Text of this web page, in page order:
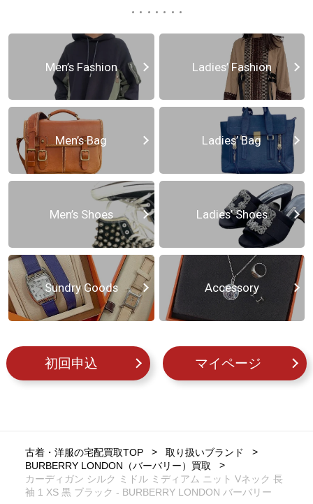
Men’s Fashion Ladies’ Fashion
Men’s Bag Ladies’ Bag
Men’s Shoes Ladies’ Shoes
Sundry Goods Accessory
初回申込 マイページ
古着・洋服の宅配買取TOP
取り扱いブランド
BURBERRY LONDON（バーバリー）買取
カーディガン シルク ミドル ミディアム ニット Vネック 長
袖 1 XS 黒 ブラック - BURBERRY LONDON バーバリー